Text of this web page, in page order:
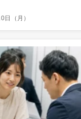
日（月）